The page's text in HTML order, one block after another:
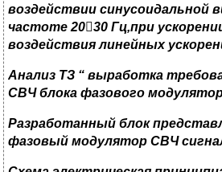
воздействии синусоидальной
частоте 2030 Гц,при
воздействия линейных
Анализ ТЗ “ выработка
СВЧ блока фазового
Разработанный блок
фазовый модулятор СВЧ